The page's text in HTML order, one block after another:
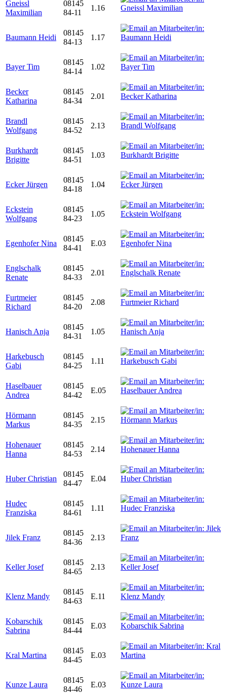
Gneissl
Maximilian
08145
84-11
1.16
Baumann Heidi
08145
84-13
1.17
Bayer Tim
08145
84-14
1.02
Becker
Katharina
08145
84-34
2.01
Brandl
Wolfgang
08145
84-52
2.13
Burkhardt
Brigitte
08145
84-51
1.03
Ecker Jürgen
08145
84-18
1.04
Eckstein
Wolfgang
08145
84-23
1.05
Egenhofer Nina
08145
84-41
E.03
Englschalk
Renate
08145
84-33
2.01
Furtmeier
Richard
08145
84-20
2.08
Hanisch Anja
08145
84-31
1.05
Harkebusch
Gabi
08145
84-25
1.11
Haselbauer
Andrea
08145
84-42
E.05
Hörmann
Markus
08145
84-35
2.15
Hohenauer
Hanna
08145
84-53
2.14
Huber Christian
08145
84-47
E.04
Hudec
Franziska
08145
84-61
1.11
Jilek Franz
08145
84-36
2.13
Keller Josef
08145
84-65
2.13
Klenz Mandy
08145
84-63
E.11
Kobarschik
Sabrina
08145
84-44
E.03
Kral Martina
08145
84-45
E.03
Kunze Laura
08145
84-46
E.03